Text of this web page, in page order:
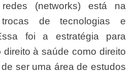
de tecnologias e
foi a estratégia para
à saúde como direito
ser uma área de estudos